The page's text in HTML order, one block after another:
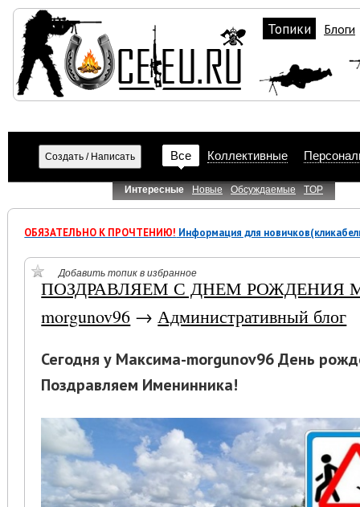
Топики Блоги
Все Коллективные
Интересные Новые Обсуждаемые TOP
ОБЯЗАТЕЛЬНО К ПРОЧТЕНИЮ! Информация для
Добавить топик в избранное
ПОЗДРАВЛЯЕМ С ДНЕМ РОЖДЕНИЯ
morgunov96 →Административный блог
Сегодня у Максима-morgunov96 День
Поздравляем Именинника!